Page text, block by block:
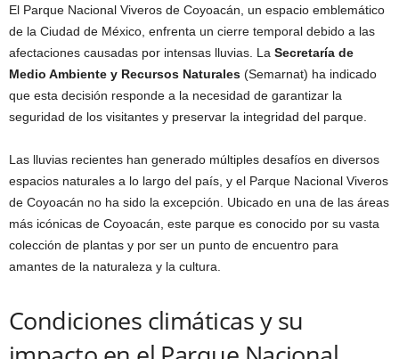
El Parque Nacional Viveros de Coyoacán, un espacio emblemático
de la Ciudad de México, enfrenta un cierre temporal debido a las
afectaciones causadas por intensas lluvias. La Secretaría de
Medio Ambiente y Recursos Naturales (Semarnat) ha indicado
que esta decisión responde a la necesidad de garantizar la
seguridad de los visitantes y preservar la integridad del parque.
Las lluvias recientes han generado múltiples desafíos en diversos
espacios naturales a lo largo del país, y el Parque Nacional Viveros
de Coyoacán no ha sido la excepción. Ubicado en una de las áreas
más icónicas de Coyoacán, este parque es conocido por su vasta
colección de plantas y por ser un punto de encuentro para
amantes de la naturaleza y la cultura.
Condiciones climáticas y su